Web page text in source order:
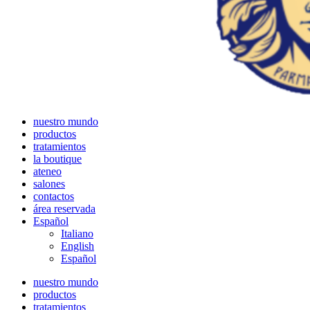
nuestro mundo
productos
tratamientos
la boutique
ateneo
salones
contactos
área reservada
Español
Italiano
English
Español
nuestro mundo
productos
tratamientos